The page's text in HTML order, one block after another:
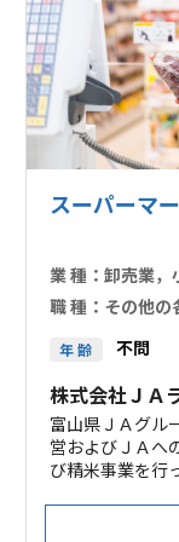
スーパーマ
業 種： 卸売業，
職 種： その他の
年 齢 不問
株式会社ＪＡ
富山県ＪＡグル
営およびＪＡへ
び精米事業を行